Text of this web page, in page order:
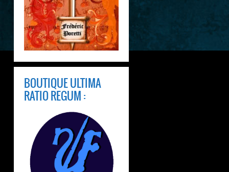
BOUTIQUE ULTIMA
RATIO REGUM :